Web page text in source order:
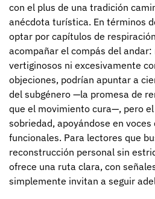
con el plus de una tradición
anécdota turística. En términos
optar por capítulos de
acompañar el compás del
vertiginosos ni excesivamente
objeciones, podrían apuntar a
del subgénero —la promesa de
que el movimiento cura—, pero
sobriedad, apoyándose en voces
funcionales. Para lectores que
reconstrucción personal sin
ofrece una ruta clara, con
simplemente invitan a seguir